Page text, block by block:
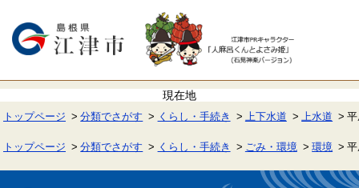
で
ば
本
へ
トップページ 分類でさがす くらし・手続き 上下水道 上水道
トップページ 分類でさがす くらし・手続き ごみ・環境 環境